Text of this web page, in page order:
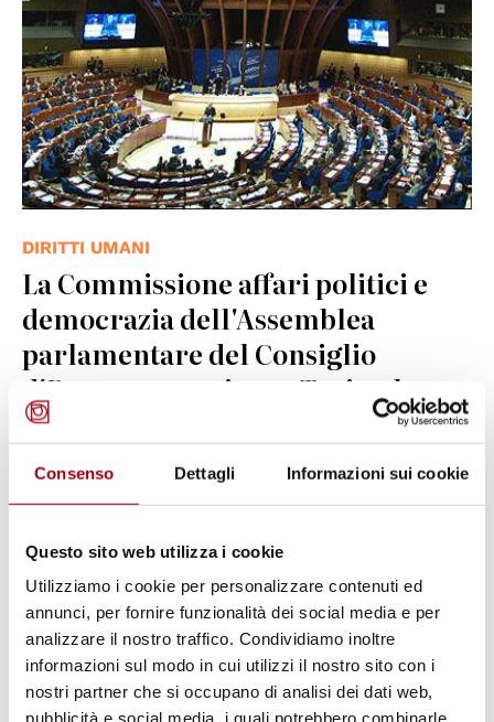
Consenso Dettagli Informazioni sui cookie
Questo sito web utilizza i cookie
Utilizziamo i cookie per personalizzare contenuti ed
annunci, per fornire funzionalità dei social media e per
analizzare il nostro traffico. Condividiamo inoltre
informazioni sul modo in cui utilizzi il nostro sito con i
nostri partner che si occupano di analisi dei dati web,
pubblicità e social media, i quali potrebbero combinarle
DIRITTI UMANI
La Commissione affari politici e
democrazia dell'Assemblea
parlamentare del Consiglio
d'Europa organizza a Torino la
Conferenza "Diritti umani e
politica estera", 13 dicembre 2012
© UN Photo